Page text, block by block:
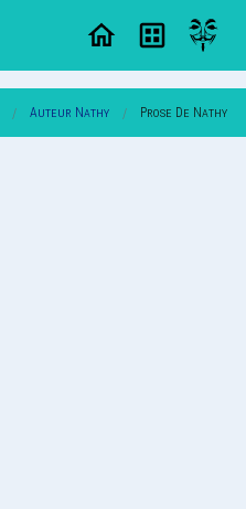
Auteur Nathy Prose De Nathy